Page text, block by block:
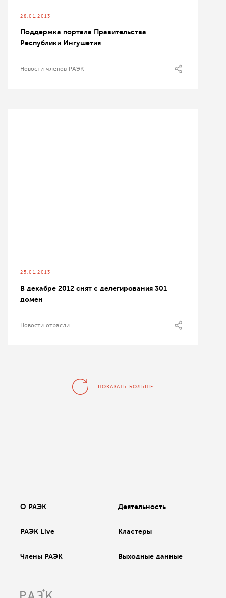
28.01.2013
Поддержка портала Правительства
Республики Ингушетия
Новости членов РАЭК
25.01.2013
В декабре 2012 снят с делегирования 301
домен
Новости отрасли
ПОКАЗАТЬ БОЛЬШЕ
О РАЭК Деятельность
РАЭК Live Кластеры
Члены РАЭК Выходные данные